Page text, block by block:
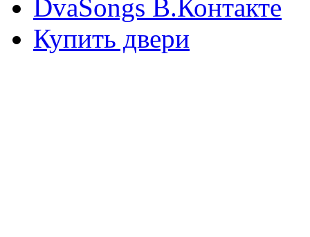
DvaSongs В.Контакте
Купить двери